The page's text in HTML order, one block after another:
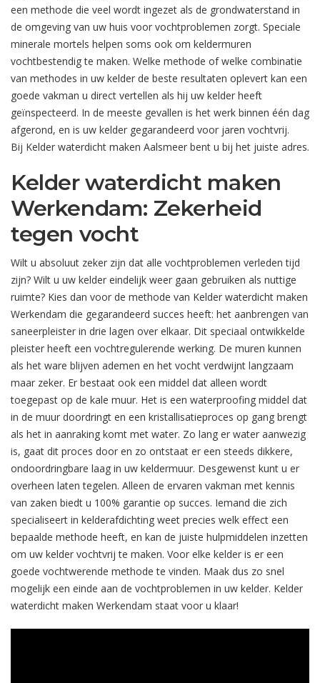
een methode die veel wordt ingezet als de grondwaterstand in
de omgeving van uw huis voor vochtproblemen zorgt. Speciale
minerale mortels helpen soms ook om keldermuren
vochtbestendig te maken. Welke methode of welke combinatie
van methodes in uw kelder de beste resultaten oplevert kan een
goede vakman u direct vertellen als hij uw kelder heeft
geïnspecteerd. In de meeste gevallen is het werk binnen één dag
afgerond, en is uw kelder gegarandeerd voor jaren vochtvrij.
Bij Kelder waterdicht maken Aalsmeer bent u bij het juiste adres.
Kelder waterdicht maken
Werkendam: Zekerheid
tegen vocht
Wilt u absoluut zeker zijn dat alle vochtproblemen verleden tijd
zijn? Wilt u uw kelder eindelijk weer gaan gebruiken als nuttige
ruimte? Kies dan voor de methode van Kelder waterdicht maken
Werkendam die gegarandeerd succes heeft: het aanbrengen van
saneerpleister in drie lagen over elkaar. Dit speciaal ontwikkelde
pleister heeft een vochtregulerende werking. De muren kunnen
als het ware blijven ademen en het vocht verdwijnt langzaam
maar zeker. Er bestaat ook een middel dat alleen wordt
toegepast op de kale muur. Het is een waterproofing middel dat
in de muur doordringt en een kristallisatieproces op gang brengt
als het in aanraking komt met water. Zo lang er water aanwezig
is, gaat dit proces door en zo ontstaat er een steeds dikkere,
ondoordringbare laag in uw keldermuur. Desgewenst kunt u er
overheen laten tegelen. Alleen de ervaren vakman met kennis
van zaken biedt u 100% garantie op succes. Iemand die zich
specialiseert in kelderafdichting weet precies welk effect een
bepaalde methode heeft, en kan de juiste hulpmiddelen inzetten
om uw kelder vochtvrij te maken. Voor elke kelder is er een
goede vochtwerende methode te vinden. Maak dus zo snel
mogelijk een einde aan de vochtproblemen in uw kelder. Kelder
waterdicht maken Werkendam staat voor u klaar!